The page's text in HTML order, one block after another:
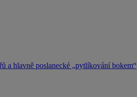
a hlavně poslanecké „pytlíkování bokem“